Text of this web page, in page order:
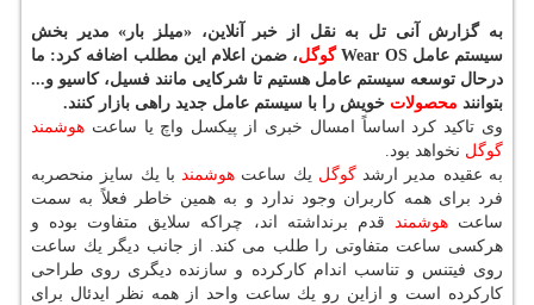
به گزارش آنی تل به نقل از خبر آنلاین، «میلز بار» مدیر بخش
سیستم عامل Wear OS
گوگل، ضمن اعلام این مطلب اضافه كرد: ما
درحال توسعه سیستم عامل هستیم تا شركایی مانند فسیل، كاسیو و...
بتوانند محصولات خویش را با سیستم عامل جدید راهی بازار كنند.
وی تاكید كرد اساساً امسال خبری از پیكسل واچ یا ساعت هوشمند
گوگل نخواهد بود.
به عقیده مدیر ارشدگوگل یك ساعت هوشمندبا یك سایز منحصربه
فرد برای همه كاربران وجود ندارد و به همین خاطر فعلاً به سمت
ساعتهوشمند قدم برنداشته اند، چراكه سلایق متفاوت بوده و
هركسی ساعت متفاوتی را طلب می كند. از جانب دیگر یك ساعت
روی فیتنس و تناسب اندام كاركرده و سازنده دیگری روی طراحی
كاركرده است و ازاین رو یك ساعت واحد از همه نظر ایدئال برای